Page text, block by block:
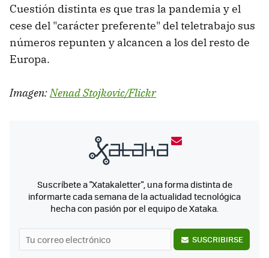
Cuestión distinta es que tras la pandemia y el
cese del "carácter preferente" del teletrabajo sus
números repunten y alcancen a los del resto de
Europa.
Imagen:Nenad Stojkovic/Flickr
Suscríbete a "Xatakaletter", una forma distinta de
informarte cada semana de la actualidad tecnológica
hecha con pasión por el equipo de Xataka.
SUSCRIBIRSE